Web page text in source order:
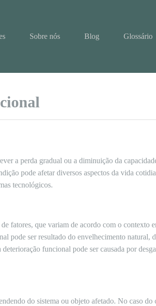
Sobre nós Blog Glossário
a perda gradual ou a diminuição da
pode afetar diversos aspectos da vida
tecnológicos.
fatores, que variam de acordo com o contexto
pode ser resultado do envelhecimento natural,
funcional pode ser causada por
do sistema ou objeto afetado. No caso